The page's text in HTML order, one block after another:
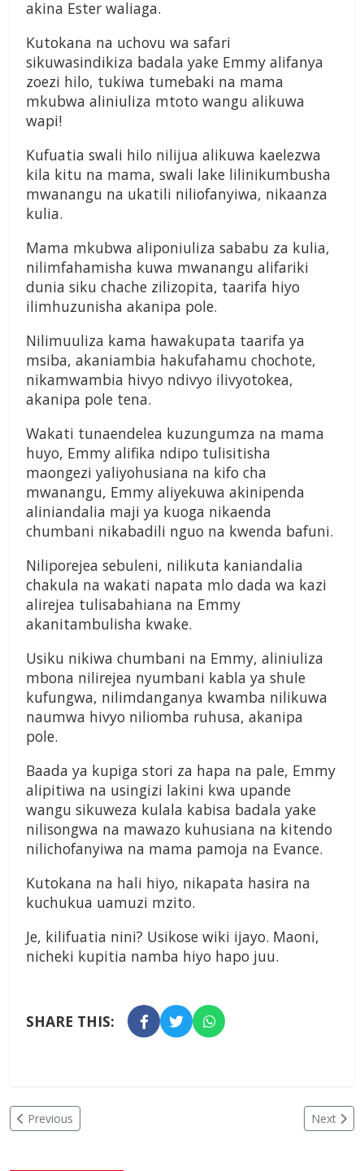
akina Ester waliaga.
Kutokana na uchovu wa safari
sikuwasindikiza badala yake Emmy alifanya
zoezi hilo, tukiwa tumebaki na mama
mkubwa aliniuliza mtoto wangu alikuwa
wapi!
Kufuatia swali hilo nilijua alikuwa kaelezwa
kila kitu na mama, swali lake lilinikumbusha
mwanangu na ukatili niliofanyiwa, nikaanza
kulia.
Mama mkubwa aliponiuliza sababu za kulia,
nilimfahamisha kuwa mwanangu alifariki
dunia siku chache zilizopita, taarifa hiyo
ilimhuzunisha akanipa pole.
Nilimuuliza kama hawakupata taarifa ya
msiba, akaniambia hakufahamu chochote,
nikamwambia hivyo ndivyo ilivyotokea,
akanipa pole tena.
Wakati tunaendelea kuzungumza na mama
huyo, Emmy alifika ndipo tulisitisha
maongezi yaliyohusiana na kifo cha
mwanangu, Emmy aliyekuwa akinipenda
aliniandalia maji ya kuoga nikaenda
chumbani nikabadili nguo na kwenda bafuni.
Niliporejea sebuleni, nilikuta kaniandalia
chakula na wakati napata mlo dada wa kazi
alirejea tulisabahiana na Emmy
akanitambulisha kwake.
Usiku nikiwa chumbani na Emmy, aliniuliza
mbona nilirejea nyumbani kabla ya shule
kufungwa, nilimdanganya kwamba nilikuwa
naumwa hivyo niliomba ruhusa, akanipa
pole.
Baada ya kupiga stori za hapa na pale, Emmy
alipitiwa na usingizi lakini kwa upande
wangu sikuweza kulala kabisa badala yake
nilisongwa na mawazo kuhusiana na kitendo
nilichofanyiwa na mama pamoja na Evance.
Kutokana na hali hiyo, nikapata hasira na
kuchukua uamuzi mzito.
Je, kilifuatia nini? Usikose wiki ijayo. Maoni,
nicheki kupitia namba hiyo hapo juu.
SHARE THIS:
Previous Next